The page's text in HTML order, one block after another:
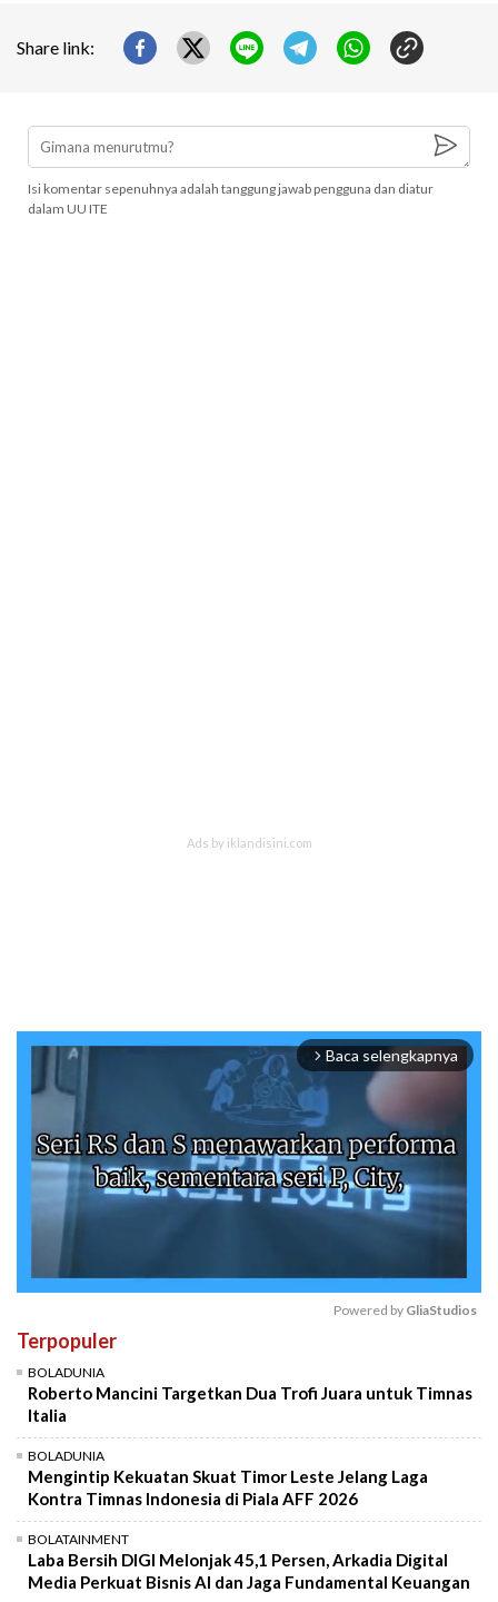
Share link:
Isi komentar sepenuhnya adalah tanggung jawab pengguna dan diatur
dalam UU ITE
arrow_forward_ios Baca selengkapnya
Powered by GliaStudios
Terpopuler
BOLADUNIA
Roberto Mancini Targetkan Dua Trofi Juara untuk Timnas
Italia
BOLADUNIA
Mengintip Kekuatan Skuat Timor Leste Jelang Laga
Kontra Timnas Indonesia di Piala AFF 2026
BOLATAINMENT
Laba Bersih DIGI Melonjak 45,1 Persen, Arkadia Digital
Media Perkuat Bisnis AI dan Jaga Fundamental Keuangan